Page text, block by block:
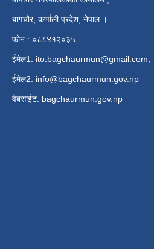
बागचौर, कर्णाली प्रदेश, नेपाल ।
फोन : ०८८४१२०३५
ईमेल1: ito.bagchaurmun@gmail.com
ईमेल2: info@bagchaurmun.gov.np
वे‍बसाईट: bagchaurmun.gov.np